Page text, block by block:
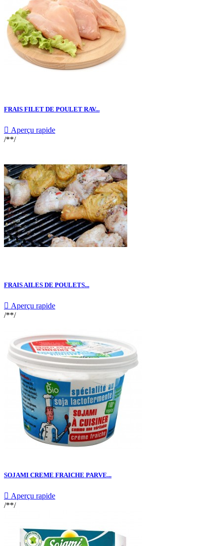
FRAIS FILET DE POULET RAV...
 Aperçu rapide
/**/
FRAIS AILES DE POULETS...
 Aperçu rapide
/**/
SOJAMI CREME FRAICHE PARVE...
 Aperçu rapide
/**/